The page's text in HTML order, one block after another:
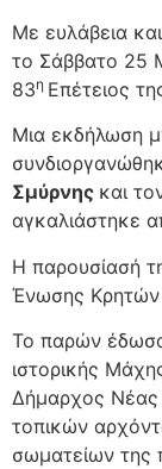
Με ευλάβεια
το Σάββατο 25
83η Επέτειος
Μια εκδήλωση
Σμύρνης και
αγκαλιάστηκε
Η παρουσίασή
Ένωσης
Το παρών
ιστορικής
Δήμαρχος Νέας
τοπικών
σωματείων της